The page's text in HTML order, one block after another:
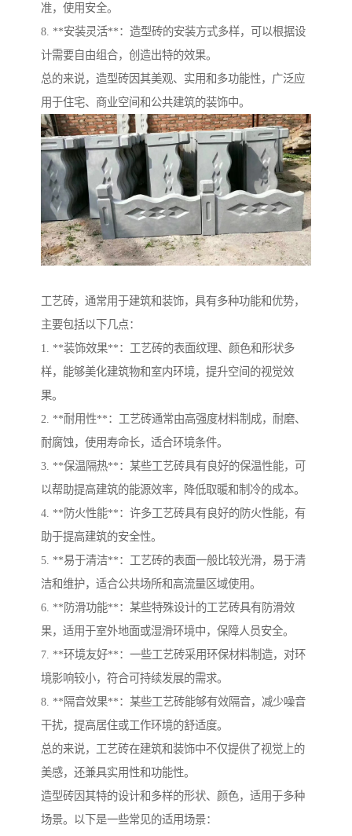
准，使用安全。
8. **安装灵活**：造型砖的安装方式多样，可以根据设
计需要自由组合，创造出特的效果。
总的来说，造型砖因其美观、实用和多功能性，广泛应
用于住宅、商业空间和公共建筑的装饰中。
工艺砖，通常用于建筑和装饰，具有多种功能和优势，
主要包括以下几点：
1. **装饰效果**：工艺砖的表面纹理、颜色和形状多
样，能够美化建筑物和室内环境，提升空间的视觉效
果。
2. **耐用性**：工艺砖通常由高强度材料制成，耐磨、
耐腐蚀，使用寿命长，适合环境条件。
3. **保温隔热**：某些工艺砖具有良好的保温性能，可
以帮助提高建筑的能源效率，降低取暖和制冷的成本。
4. **防火性能**：许多工艺砖具有良好的防火性能，有
助于提高建筑的安全性。
5. **易于清洁**：工艺砖的表面一般比较光滑，易于清
洁和维护，适合公共场所和高流量区域使用。
6. **防滑功能**：某些特殊设计的工艺砖具有防滑效
果，适用于室外地面或湿滑环境中，保障人员安全。
7. **环境友好**：一些工艺砖采用环保材料制造，对环
境影响较小，符合可持续发展的需求。
8. **隔音效果**：某些工艺砖能够有效隔音，减少噪音
干扰，提高居住或工作环境的舒适度。
总的来说，工艺砖在建筑和装饰中不仅提供了视觉上的
美感，还兼具实用性和功能性。
造型砖因其特的设计和多样的形状、颜色，适用于多种
场景。以下是一些常见的适用场景：